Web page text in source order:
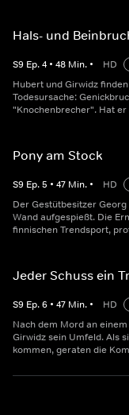
Hals- und
S9 Ep.4 • 48 Min. • HD
Hubert und Girwidz
Todesursache:
"Knochenbrecher". Hat
Pony am Stock
S9 Ep.5 • 47 Min. • HD
Der Gestütbesitzer
Wand aufgespießt. Die
finnischen Trendsport,
Jeder Schuss ein
S9 Ep.6 • 47 Min. • HD
Nach dem Mord an
Girwidz sein Umfeld. Als
kommen, geraten die